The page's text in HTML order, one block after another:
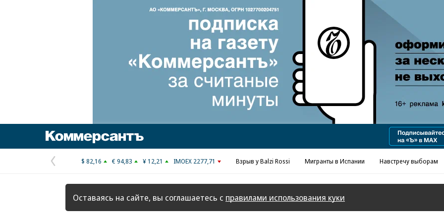
Реклама в «Ъ» www.kommersant.ru/ad
Предыдущая
страница
$ 82,16 € 94,83 ¥ 12,21 IMOEX 2277,71 Взрыв у Balzi Rossi Мигранты в Испании Навстречу выборам
Оставаясь на сайте, вы соглашаетесь с правилами использования куки